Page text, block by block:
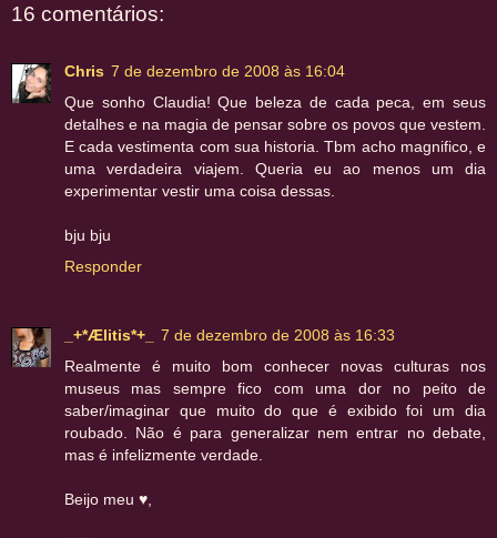
16 comentários:
Chris 7 de dezembro de 2008 às 16:04
Que sonho Claudia! Que beleza de cada peca, em seus
detalhes e na magia de pensar sobre os povos que vestem.
E cada vestimenta com sua historia. Tbm acho magnifico, e
uma verdadeira viajem. Queria eu ao menos um dia
experimentar vestir uma coisa dessas.
bju bju
Responder
_+*Ælitis*+_
7 de dezembro de 2008 às 16:33
Realmente é muito bom conhecer novas culturas nos
museus mas sempre fico com uma dor no peito de
saber/imaginar que muito do que é exibido foi um dia
roubado. Não é para generalizar nem entrar no debate,
mas é infelizmente verdade.
Beijo meu ♥,